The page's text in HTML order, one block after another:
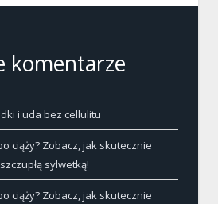
komentarze
i uda bez cellulitu
ciąży? Zobacz, jak skutecznie
sylwetką!
ciąży? Zobacz, jak skutecznie